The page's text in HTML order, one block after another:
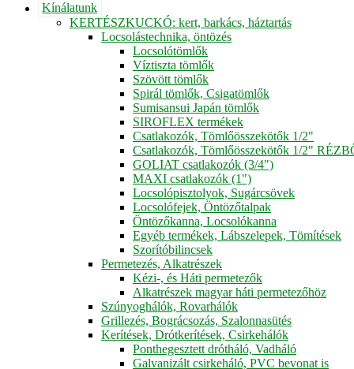
Kínálatunk
KERTÉSZKUCKÓ: kert, barkács, háztartás
Locsolástechnika, öntözés
Locsolótömlők
Víztiszta tömlők
Szövött tömlők
Spirál tömlők, Csigatömlők
Sumisansui Japán tömlők
SIROFLEX termékek
Csatlakozók, Tömlőösszekötők 1/2"
Csatlakozók, Tömlőösszekötők 1/2"
GOLIAT csatlakozók (3/4")
MAXI csatlakozók (1")
Locsolópisztolyok, Sugárcsövek
Locsolófejek, Öntözőtalpak
Öntözőkanna, Locsolókanna
Egyéb termékek, Lábszelepek, Tömítések
Szorítóbilincsek
Permetezés, Alkatrészek
Kézi-, és Háti permetezők
Alkatrészek magyar háti permetezőhöz
Szúnyoghálók, Rovarhálók
Grillezés, Bográcsozás, Szalonnasütés
Kerítések, Drótkerítések, Csirkehálók
Ponthegesztett drótháló, Vadháló
Galvanizált csirkeháló, PVC bevonat is